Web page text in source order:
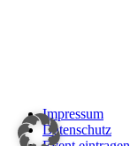
Impressum
Datenschutz